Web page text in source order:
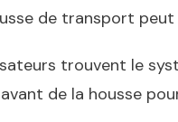
de transport
trouvent le
de la housse